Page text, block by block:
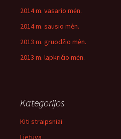
2014 m. vasario mėn.
2014 m. sausio mėn.
2013 m. gruodžio mėn.
2013 m. lapkričio mėn.
Kategorijos
Kiti straipsniai
Lietuva